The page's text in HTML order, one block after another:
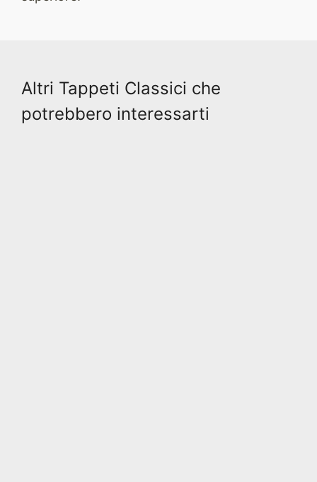
Altri Tappeti Classici che
potrebbero interessarti